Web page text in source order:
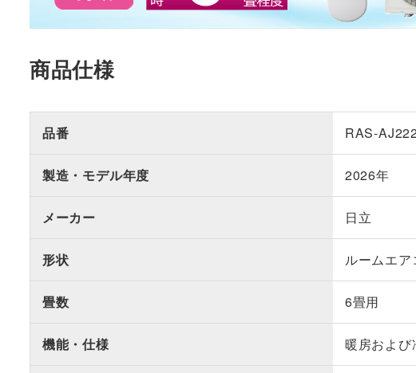
商品仕様
品番 RAS-
製造・モデル年度 2026年
メーカー 日立
形状 ルームエア
畳数 6畳用
機能・仕様 暖房および